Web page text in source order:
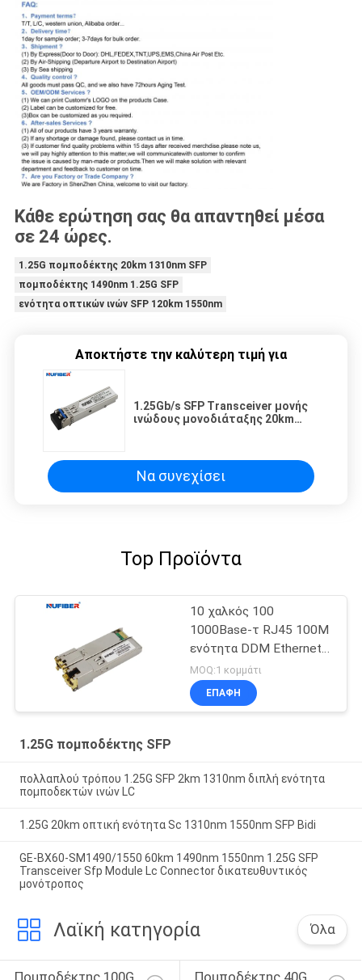
Κάθε ερώτηση σας θα απαντηθεί μέσα
σε 24 ώρες.
1.25G πομποδέκτης 20km 1310nm SFP
πομποδέκτης 1490nm 1.25G SFP
ενότητα οπτικών ινών SFP 120km 1550nm
Αποκτήστε την καλύτερη τιμή για
1.25Gb/s SFP Transceiver μονής
ινώδους μονοδιάταξης 20km
συμβατή με την SFF-8472
Να συνεχίσει
Top Προϊόντα
10 χαλκός 100
1000Base-τ RJ45 100M
ενότητα DDM Ethernet
SFP
MOQ:1 κομμάτι
ΕΠΑΦΉ
1.25G πομποδέκτης SFP
πολλαπλού τρόπου 1.25G SFP 2km 1310nm διπλή ενότητα
πομποδεκτών ινών LC
1.25G 20km οπτική ενότητα Sc 1310nm 1550nm SFP Bidi
GE-BX60-SM1490/1550 60km 1490nm 1550nm 1.25G SFP
Transceiver Sfp Module Lc Connector δικατευθυντικός
μονότροπος
Λαϊκή κατηγορία Όλα